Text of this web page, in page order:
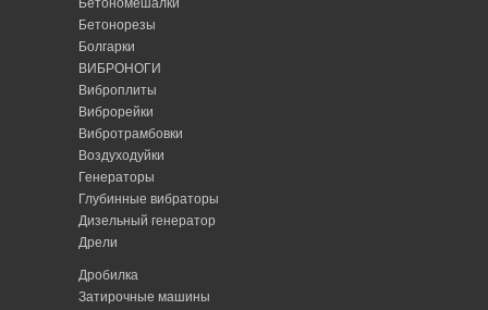
Бетономешалки
Бетонорезы
Болгарки
ВИБРОНОГИ
Виброплиты
Виброрейки
Вибротрамбовки
Воздуходуйки
Генераторы
Глубинные вибраторы
Дизельный генератор
Дрели
Дробилка
Затирочные машины